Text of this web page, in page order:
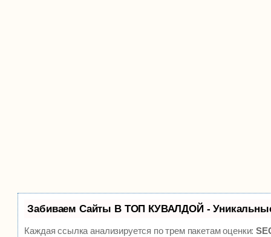
Забиваем Сайты В ТОП КУВАЛДОЙ -
Каждая ссылка анализируется по трем пакетам оценки: